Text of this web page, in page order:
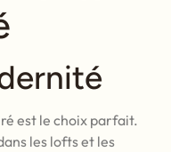
est le choix parfait.
les lofts et les